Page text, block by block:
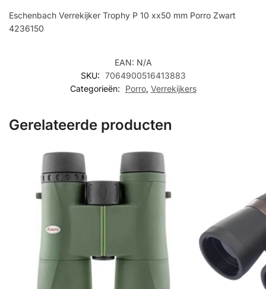
Eschenbach Verrekijker Trophy P 10 xx50 mm Porro Zwart
4236150
EAN: N/A
SKU: 7064900516413883
Categorieën:
Porro, Verrekijkers
Gerelateerde producten